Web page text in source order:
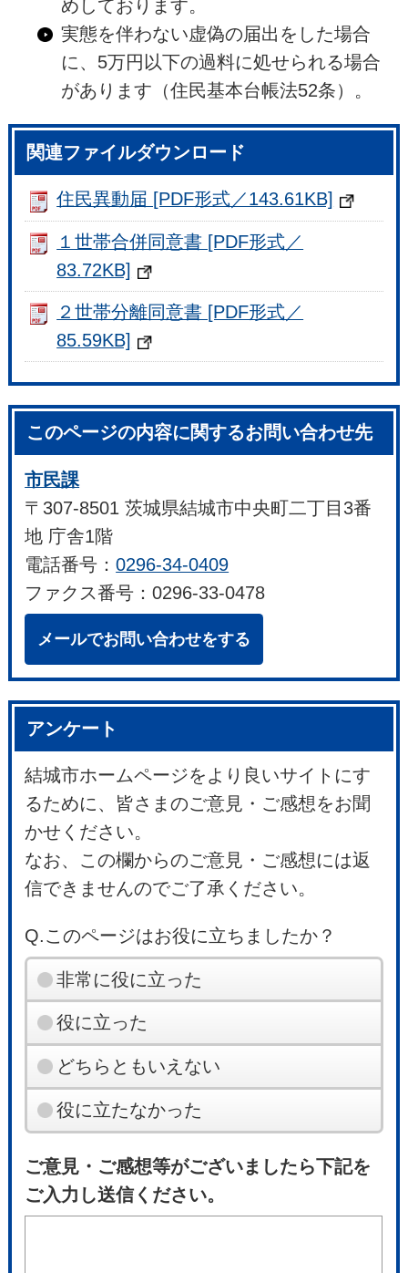
めしております。
実態を伴わない虚偽の届出をした場合
に、5万円以下の過料に処せられる場合
があります（住民基本台帳法52条）。
関連ファイルダウンロード
住民異動届 [PDF形式／143.61KB]
１世帯合併同意書 [PDF形式／
83.72KB]
２世帯分離同意書 [PDF形式／
85.59KB]
このページの内容に関するお問い合わせ先
市民課
〒307-8501 茨城県結城市中央町二丁目3番
地 庁舎1階
電話番号：0296-34-0409
ファクス番号：0296-33-0478
メールでお問い合わせをする
アンケート
結城市ホームページをより良いサイトにす
るために、皆さまのご意見・ご感想をお聞
かせください。
なお、この欄からのご意見・ご感想には返
信できませんのでご了承ください。
Q.このページはお役に立ちましたか？
非常に役に立った
役に立った
どちらともいえない
役に立たなかった
ご意見・ご感想等がございましたら下記を
ご入力し送信ください。